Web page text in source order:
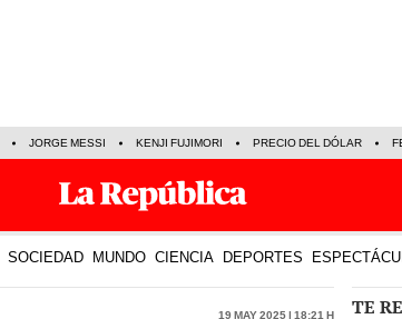
SOCIEDAD MUNDO CIENCIA DEPORTES
19 May 2025 | 18:21 h